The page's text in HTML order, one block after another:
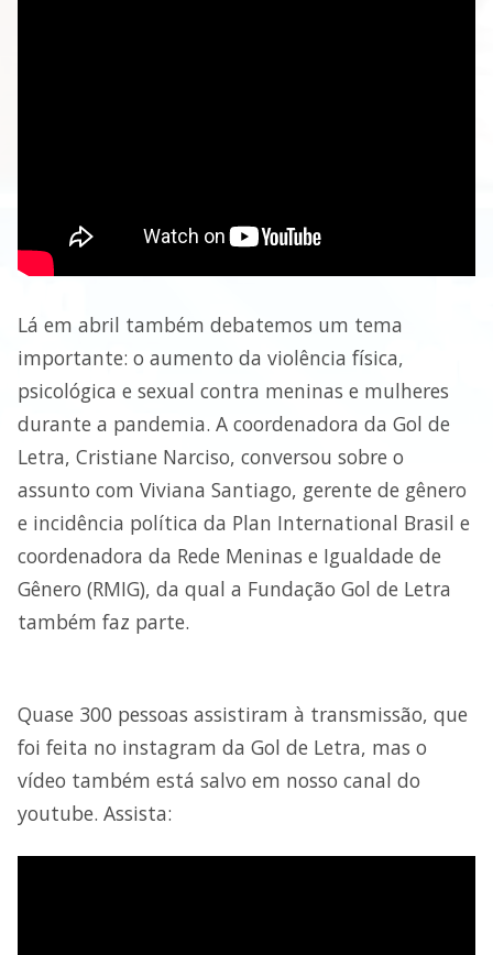
Lá em abril também debatemos um tema
importante: o aumento da violência física,
psicológica e sexual contra meninas e mulheres
durante a pandemia. A coordenadora da Gol de
Letra, Cristiane Narciso, conversou sobre o
assunto com Viviana Santiago, gerente de gênero
e incidência política da Plan International Brasil e
coordenadora da Rede Meninas e Igualdade de
Gênero (RMIG), da qual a Fundação Gol de Letra
também faz parte.
Quase 300 pessoas assistiram à transmissão, que
foi feita no instagram da Gol de Letra, mas o
vídeo também está salvo em nosso canal do
youtube. Assista: